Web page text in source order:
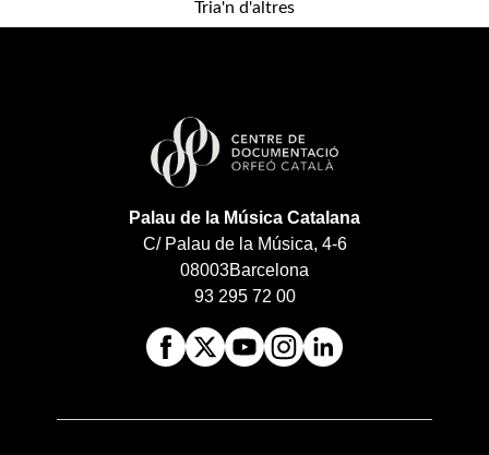
Tria'n d'altres
Palau de la Música Catalana
C/ Palau de la Música, 4-6
08003Barcelona
93 295 72 00